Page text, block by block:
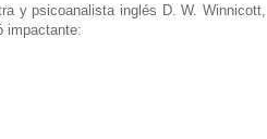
y psicoanalista inglés D. W. Winnicott,
impactante: